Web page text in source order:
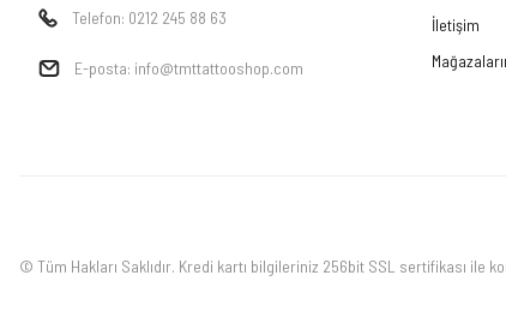
Telefon: 0212 245 88 63
E-posta: info@tmttattooshop.com
İletişim
© Tüm Hakları Saklıdır. Kredi kartı bilgileriniz 256bit SSL sertifikası ile